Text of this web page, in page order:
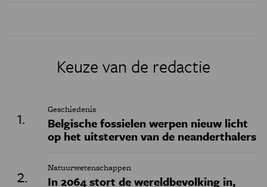
Keuze van de redactie
Geschiedenis
Belgische fossielen werpen nieuw licht
op het uitsterven van de neanderthalers
Natuurwetenschappen
In 2064 stort de wereldbevolking in,